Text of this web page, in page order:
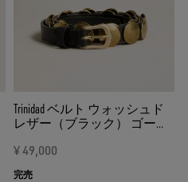
Trinidad ベルト ウォッシュド
レザー（ブラック） ゴール
¥ 49,000
完売